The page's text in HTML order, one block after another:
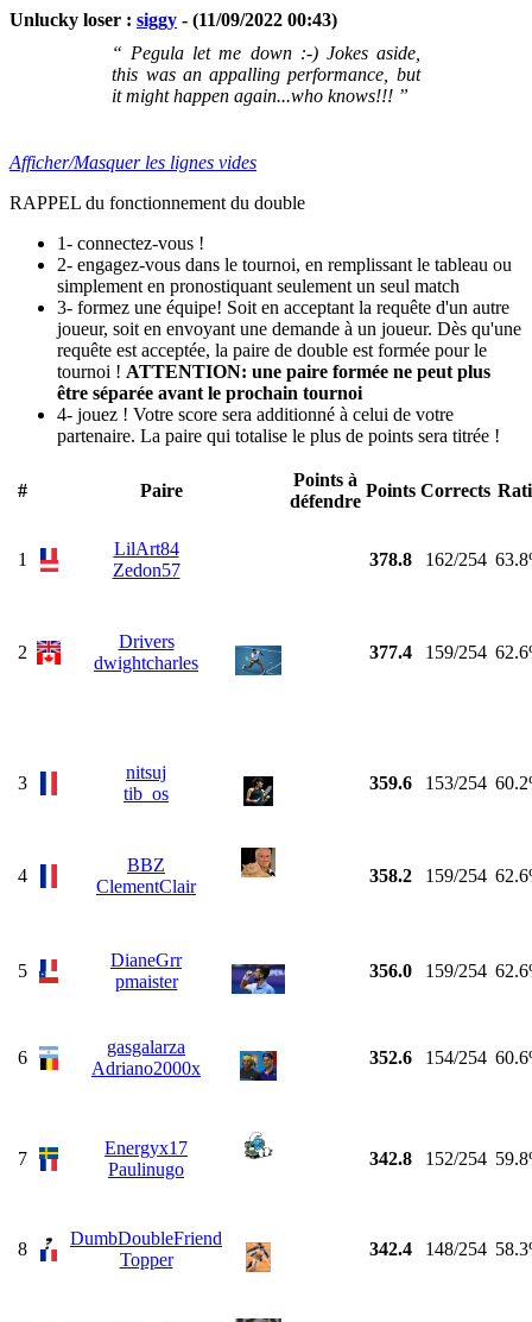
Unlucky loser : siggy - (11/09/2022 00:43)
“ Pegula let me down :-) Jokes aside,
this was an appalling performance, but
it might happen again...who knows!!! ”
Afficher/Masquer les lignes vides
RAPPEL du fonctionnement du double
1- connectez-vous !
2- engagez-vous dans le tournoi, en remplissant le tableau ou
simplement en pronostiquant seulement un seul match
3- formez une équipe! Soit en acceptant la requête d'un autre
joueur, soit en envoyant une demande à un joueur. Dès qu'une
requête est acceptée, la paire de double est formée pour le
tournoi ! ATTENTION: une paire formée ne peut plus
être séparée avant le prochain tournoi
4- jouez ! Votre score sera additionné à celui de votre
partenaire. La paire qui totalise le plus de points sera titrée !
# Paire
Points à
défendre
Points Corrects
1
LilArt84
Zedon57
378.8 162/254
2
Drivers
dwightcharles
377.4 159/254
3
nitsuj
tib_os
359.6 153/254
4
BBZ
ClementClair
358.2 159/254
5
DianeGrr
pmaister
356.0 159/254
6
gasgalarza
Adriano2000x
352.6 154/254
7
Energyx17
Paulinugo
342.8 152/254
8
DumbDoubleFriend
Topper
342.4 148/254